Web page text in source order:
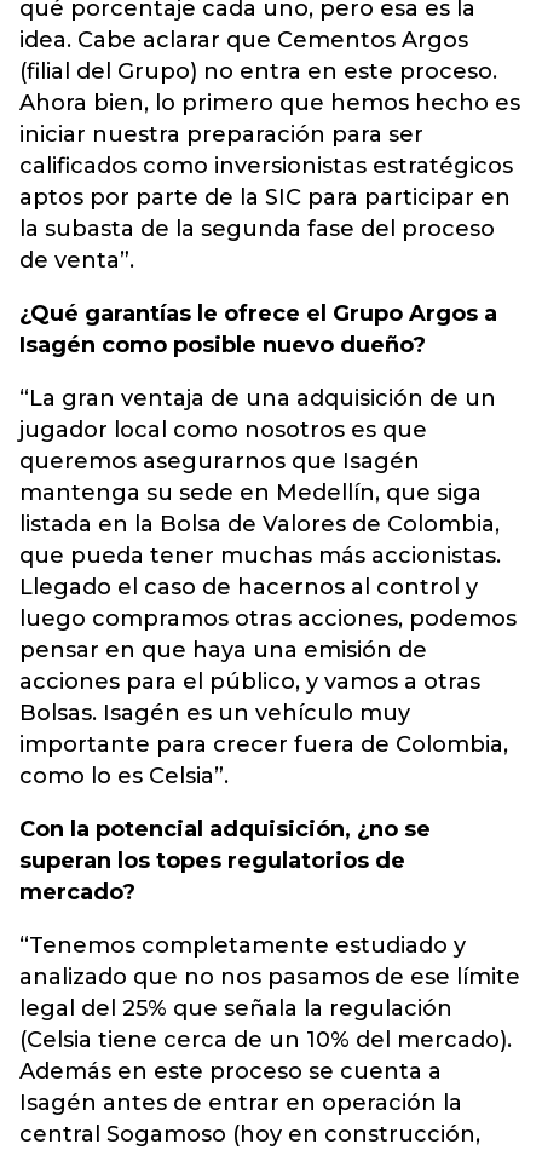
qué porcentaje cada uno, pero esa es la
idea. Cabe aclarar que Cementos Argos
(filial del Grupo) no entra en este proceso.
Ahora bien, lo primero que hemos hecho es
iniciar nuestra preparación para ser
calificados como inversionistas estratégicos
aptos por parte de la SIC para participar en
la subasta de la segunda fase del proceso
de venta”.
¿Qué garantías le ofrece el Grupo Argos a
Isagén como posible nuevo dueño?
“La gran ventaja de una adquisición de un
jugador local como nosotros es que
queremos asegurarnos que Isagén
mantenga su sede en Medellín, que siga
listada en la Bolsa de Valores de Colombia,
que pueda tener muchas más accionistas.
Llegado el caso de hacernos al control y
luego compramos otras acciones, podemos
pensar en que haya una emisión de
acciones para el público, y vamos a otras
Bolsas. Isagén es un vehículo muy
importante para crecer fuera de Colombia,
como lo es Celsia”.
Con la potencial adquisición, ¿no se
superan los topes regulatorios de
mercado?
“Tenemos completamente estudiado y
analizado que no nos pasamos de ese límite
legal del 25% que señala la regulación
(Celsia tiene cerca de un 10% del mercado).
Además en este proceso se cuenta a
Isagén antes de entrar en operación la
central Sogamoso (hoy en construcción,